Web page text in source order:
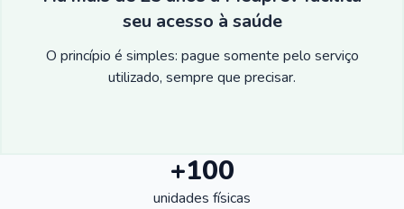
seu acesso à saúde
O princípio é simples: pague somente pelo serviço
utilizado, sempre que precisar.
+100
unidades físicas